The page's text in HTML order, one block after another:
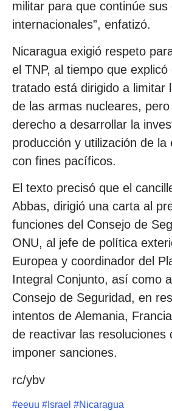
militar para que continúe
internacionales”, enfatizó.
Nicaragua exigió respeto
el TNP, al tiempo que explicó
tratado está dirigido a limitar
de las armas nucleares, pero
derecho a desarrollar la
producción y utilización de la
con fines pacíficos.
El texto precisó que el
Abbas, dirigió una carta al
funciones del Consejo de
ONU, al jefe de política
Europea y coordinador del
Integral Conjunto, así como
Consejo de Seguridad, en
intentos de Alemania,
de reactivar las resoluciones
imponer sanciones.
rc/ybv
#eeuu # Israel #Nicaragua